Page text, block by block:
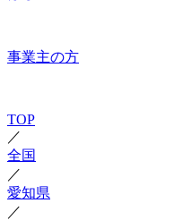
事業主の方
TOP
／
全国
／
愛知県
／